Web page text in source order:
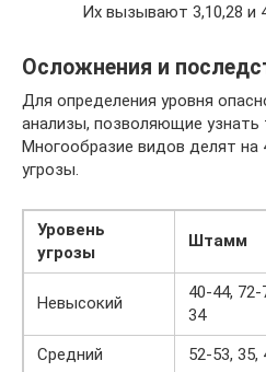
Их вызывают 3,10,28 и
Осложнения и
Для определения уровня
анализы, позволяющие
Многообразие видов делят на
угрозы.
Уровень
угрозы
Штамм
Невысокий
40-44, 72-
34
Средний
52-53, 35,